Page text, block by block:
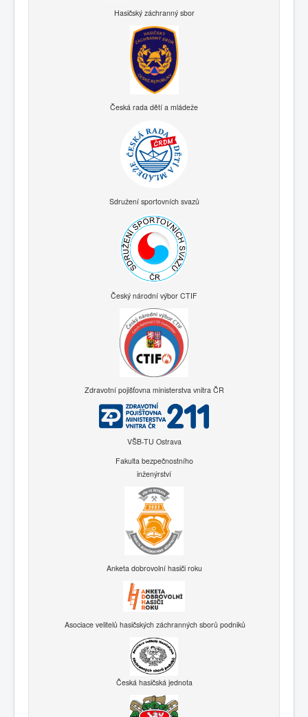
Hasičský záchranný sbor
Česká rada dětí a mládeže
Sdružení sportovních svazů
Český národní výbor CTIF
Zdravotní pojišťovna ministerstva vnitra ČR
VŠB-TU Ostrava
Fakulta bezpečnostního
inženýrství
Anketa dobrovolní hasiči roku
Asociace velitelů hasičských záchranných sborů podniků
Česká hasičská jednota